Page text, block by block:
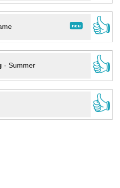
neu
👍
- Summer
👍
👍